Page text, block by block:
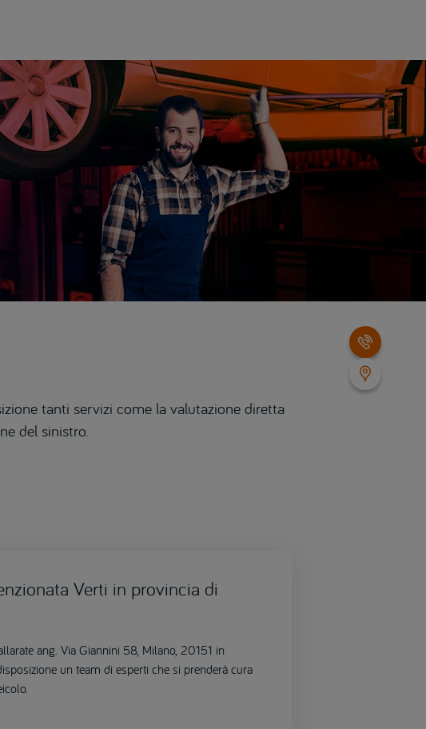
tanti servizi come la valutazione diretta
del sinistro.
Verti in provincia di
ang. Via Giannini 58, Milano, 20151 in
un team di esperti che si prenderà cura